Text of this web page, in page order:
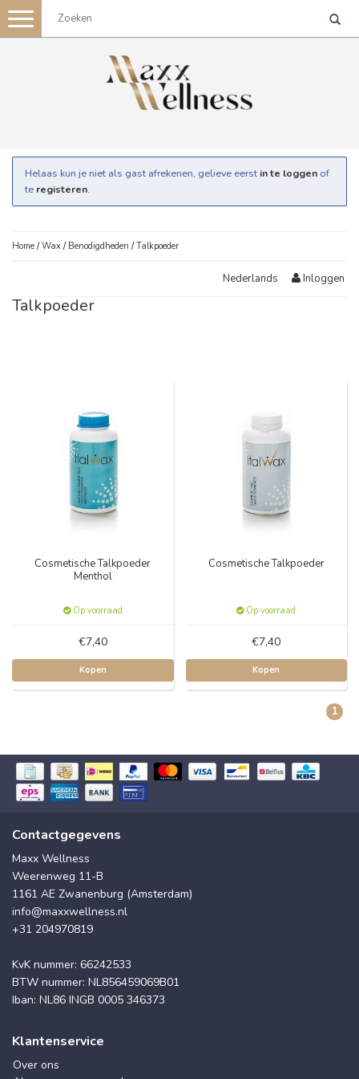
Toggle
navigation
Helaas kun je niet als gast afrekenen, gelieve eerst in te loggen of
te registeren.
Home /Wax / Benodigdheden /Talkpoeder
Nederlands Inloggen
Talkpoeder
Cosmetische Talkpoeder
Menthol
Op voorraad
€7,40
Kopen
Cosmetische Talkpoeder
Op voorraad
€7,40
Kopen
1
Contactgegevens
Maxx Wellness
Weerenweg 11-B
1161 AE Zwanenburg (Amsterdam)
info@maxxwellness.nl
+31 204970819
KvK nummer: 66242533
BTW nummer: NL856459069B01
Iban: NL86 INGB 0005 346373
Klantenservice
Over ons